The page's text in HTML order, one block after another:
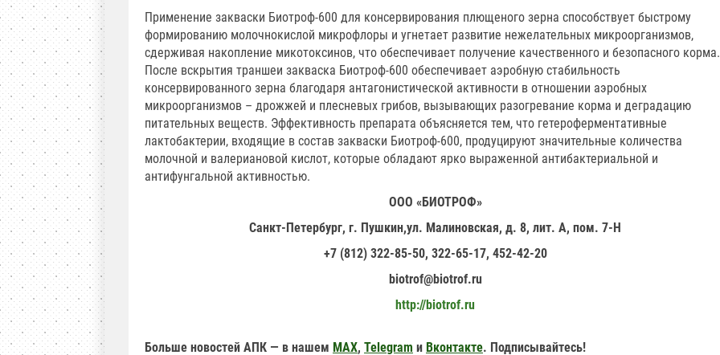
Применение закваски Биотроф-600 для консервирования плющеного зерна способствует быстрому
формированию молочнокислой микрофлоры и угнетает развитие нежелательных микроорганизмов,
сдерживая накопление микотоксинов, что обеспечивает получение качественного и безопасного корма.
После вскрытия траншеи закваска Биотроф-600 обеспечивает аэробную стабильность
консервированного зерна благодаря антагонистической активности в отношении аэробных
микроорганизмов – дрожжей и плесневых грибов, вызывающих разогревание корма и деградацию
питательных веществ. Эффективность препарата объясняется тем, что гетероферментативные
лактобактерии, входящие в состав закваски Биотроф-600, продуцируют значительные количества
молочной и валериановой кислот, которые обладают ярко выраженной антибактериальной и
антифунгальной активностью.
ООО «БИОТРОФ»
Санкт-Петербург, г. Пушкин,ул. Малиновская, д. 8, лит. А, пом. 7-Н
+7 (812) 322-85-50, 322-65-17, 452-42-20
biotrof@biotrof.ru
http://biotrof.ru
Больше новостей АПК — в нашем MAX, Telegram и Вконтакте. Подписывайтесь!